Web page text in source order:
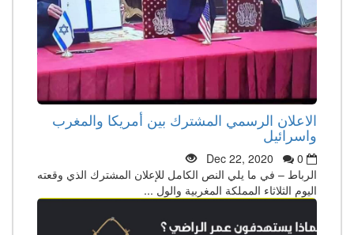
الاعلان الرسمي المشترك بين أمريكا والمغرب
واسرائيل
Dec 22, 2020
0
الرباط – في ما يلي النص الكامل للإعلان المشترك الذي وقعته
اليوم الثلاثاء المملكة المغربية والول ...